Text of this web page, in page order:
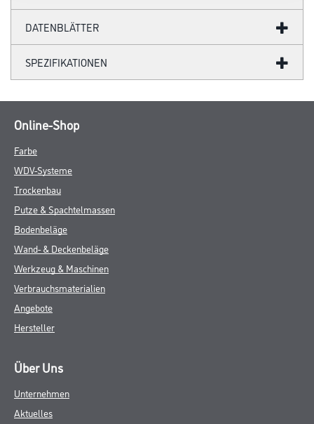
DATENBLÄTTER
SPEZIFIKATIONEN
Online-Shop
Farbe
WDV-Systeme
Trockenbau
Putze & Spachtelmassen
Bodenbeläge
Wand- & Deckenbeläge
Werkzeug & Maschinen
Verbrauchsmaterialien
Angebote
Hersteller
Über Uns
Unternehmen
Aktuelles